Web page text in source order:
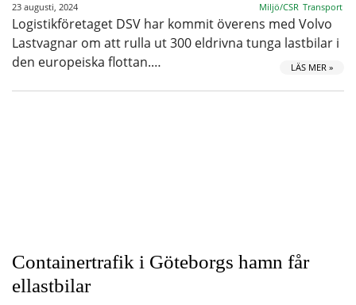
23 augusti, 2024 Miljö/CSR Transport
Logistikföretaget DSV har kommit överens med Volvo
Lastvagnar om att rulla ut 300 eldrivna tunga lastbilar i
den europeiska flottan.…
LÄS MER »
Containertrafik i Göteborgs hamn får
ellastbilar